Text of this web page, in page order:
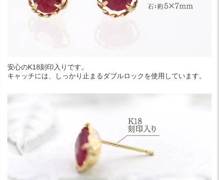
安心のK18刻印入りです。
キャッチには、しっかり止まるダブルロックを使用しています。